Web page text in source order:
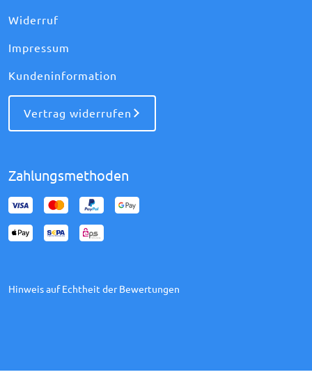
Widerruf
Impressum
Kundeninformation
Vertrag widerrufen
Zahlungsmethoden
Hinweis auf Echtheit der Bewertungen